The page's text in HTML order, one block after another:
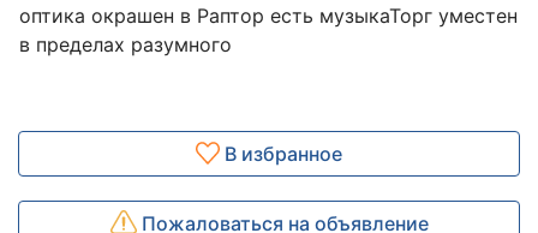
оптика окрашен в Раптор есть музыкаТорг уместен
в пределах разумного
В избранное
Пожаловаться на объявление